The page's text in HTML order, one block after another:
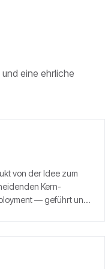
eine ehrliche
von der Idee zum
Kern-
— geführt und